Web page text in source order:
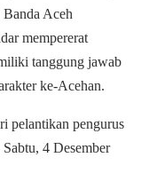
Aceh
mempererat
tanggung jawab
ke-Acehan.
pelantikan pengurus
4 Desember